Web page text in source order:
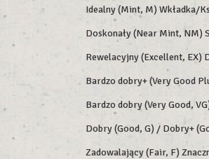
Idealny (Mint, M) Wkładka/
Doskonały (Near Mint, NM)
Rewelacyjny (Excellent, EX)
Bardzo dobry+ (Very Good
Bardzo dobry (Very Good,
Dobry (Good, G) / Dobry+
Zadowalający (Fair, F)